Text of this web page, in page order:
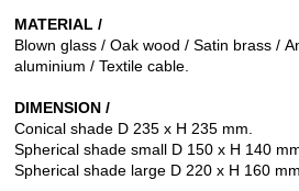
MATERIAL /
Blown glass / Oak wood / Satin brass /
aluminium / Textile cable.
DIMENSION /
Conical shade D 235 x H 235 mm.
Spherical shade small D 150 x H 140
Spherical shade large D 220 x H 160 mm.